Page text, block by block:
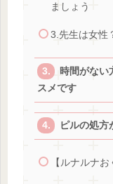
ましょう
3.先生は女性
時間がない
スメです
ピルの処方
【ルナルナ